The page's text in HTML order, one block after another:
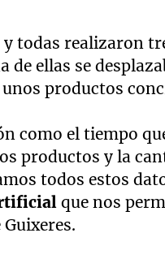
todas realizaron
de ellas se
productos
como el tiempo
productos y la
todos estos
que nos